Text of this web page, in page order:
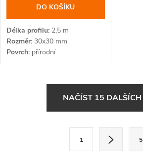
DO KOŠÍKU
Délka profilu 2,5 m
Rozměr 30x30 mm
Povrch přírodní
NAČÍST 15 DALŠÍCH
1 5